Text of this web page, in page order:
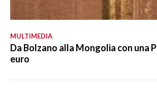
MULTIMEDIA
Da Bolzano alla Mongolia con una
euro